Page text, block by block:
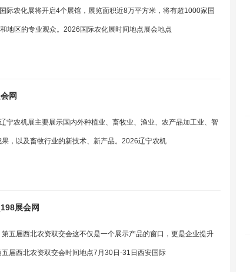
际农化展将开启4个展馆，展览面积近8万平方米，将有超1000家国
地区的专业观众。2026国际农化展时间地点展会地点
网
宁农机展主要展示国内外种植业、畜牧业、渔业、农产品加工业、智
，以及畜牧行业的新技术、新产品。2026辽宁农机
展会网
五届西北农资双交会这不仅是一个展示产品的窗口，更是企业提升
届西北农资双交会时间地点7月30日-31日西安国际